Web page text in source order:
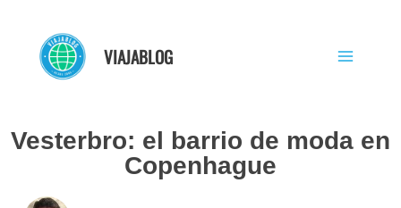
contenido
VIAJABLOG
Vesterbro: el barrio de moda en
Copenhague